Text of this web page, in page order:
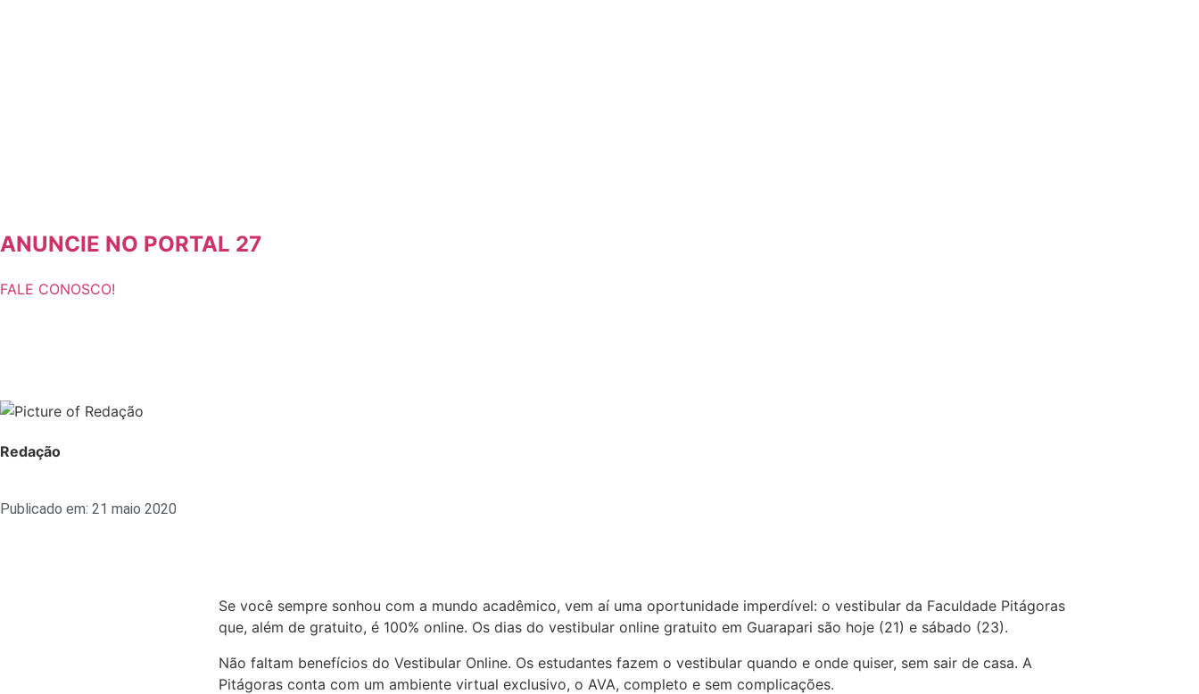
ANUNCIE NO PORTAL 27
FALE CONOSCO!
Redação
Publicado em: 21 maio 2020
Se você sempre sonhou com a mundo acadêmico, vem aí uma oportunidade imperdível: o vestibular da Faculdade Pitágoras
que, além de gratuito, é 100% online. Os dias do vestibular online gratuito em Guarapari são hoje (21) e sábado (23).
Não faltam benefícios do Vestibular Online. Os estudantes fazem o vestibular quando e onde quiser, sem sair de casa. A
Pitágoras conta com um ambiente virtual exclusivo, o AVA, completo e sem complicações.